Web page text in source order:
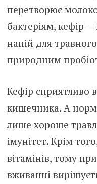
перетворює
бактеріям, кефір
напій для
природним
Кефір сприятливо
кишечника. А
лише хороше
імунітет. Крім
вітамінів, тому
вживанні